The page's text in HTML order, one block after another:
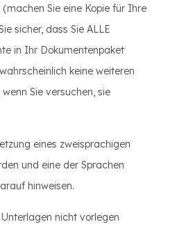
Sie eine Kopie für Ihre
sicher, dass Sie ALLE
in Ihr Dokumentenpaket
keine weiteren
Sie versuchen, sie
eines zweisprachigen
und eine der Sprachen
hinweisen.
nicht vorlegen